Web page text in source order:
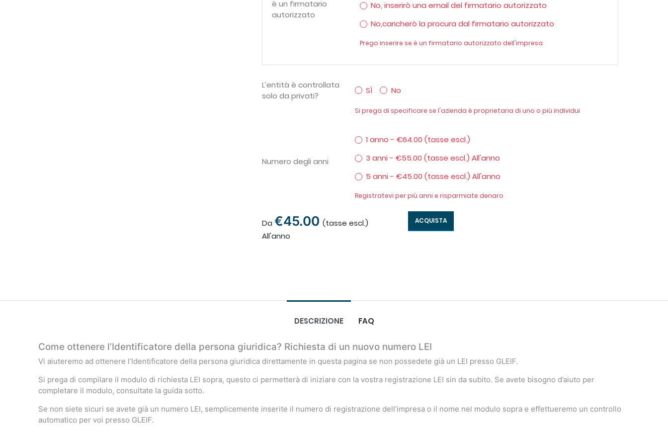
è un firmatario
autorizzato
No, inserirò una email del firmatario autorizzato
No,caricherò la procura dal firmatario autorizzato
Prego inserire se è un firmatario autorizzato dell'impresa
L’entità è controllata
solo da privati?
SÌ No
Si prega di specificare se l'azienda è proprietaria di uno o più individui
Numero degli anni
1 anno - €64.00 (tasse escl.)
3 anni - €55.00 (tasse escl.) All'anno
5 anni - €45.00 (tasse escl.) All'anno
Registratevi per più anni e risparmiate denaro
Da €45.00 (tasse escl.)
All'anno
ACQUISTA
DESCRIZIONE FAQ
Come ottenere l’Identificatore della persona giuridica? Richiesta di un nuovo numero LEI
Vi aiuteremo ad ottenere l’Identificatore della persona giuridica direttamente in questa pagina se non possedete già un LEI presso GLEIF.
Si prega di compilare il modulo di richiesta LEI sopra, questo ci permetterà di iniziare con la vostra registrazione LEI sin da subito. Se avete bisogno d’aiuto per
completare il modulo, consultate la guida sotto.
Se non siete sicuri se avete già un numero LEI, semplicemente inserite il numero di registrazione dell’impresa o il nome nel modulo sopra e effettueremo un controllo
automatico per voi presso GLEIF.